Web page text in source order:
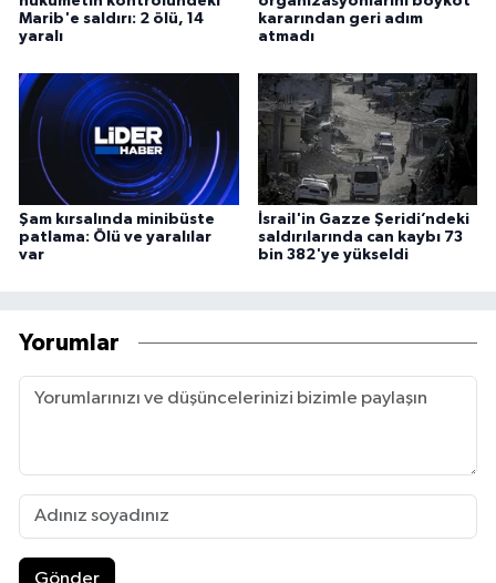
Marib'e saldırı: 2 ölü, 14
yaralı
kararından geri adım
atmadı
Şam kırsalında minibüste
patlama: Ölü ve yaralılar
var
İsrail'in Gazze Şeridi’ndeki
saldırılarında can kaybı 73
bin 382'ye yükseldi
Yorumlar
Gönder